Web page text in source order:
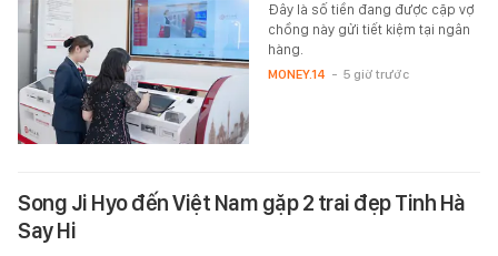
Đây là số tiền đang được cặp vợ
chồng này gửi tiết kiệm tại ngân
hàng.
MONEY.14 - 5 giờ trước
Song Ji Hyo đến Việt Nam gặp 2 trai đẹp Tinh Hà
Say Hi